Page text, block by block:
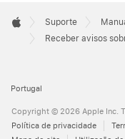
Footer

Apple
Suporte
Receber avisos
Portugal
Copyright © 2026 Apple Inc.
Política de privacidade